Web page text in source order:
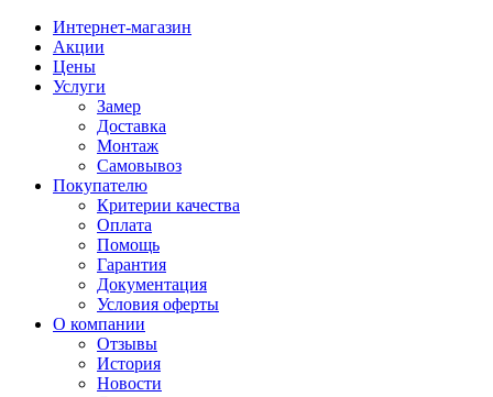
Интернет-магазин
Акции
Цены
Услуги
Замер
Доставка
Монтаж
Самовывоз
Покупателю
Критерии качества
Оплата
Помощь
Гарантия
Документация
Условия оферты
О компании
Отзывы
История
Новости